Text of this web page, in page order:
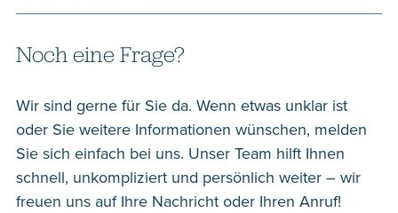
Noch eine Frage?
Wir sind gerne für Sie da. Wenn etwas unklar ist
oder Sie weitere Informationen wünschen, melden
Sie sich einfach bei uns. Unser Team hilft Ihnen
schnell, unkompliziert und persönlich weiter – wir
freuen uns auf Ihre Nachricht oder Ihren Anruf!